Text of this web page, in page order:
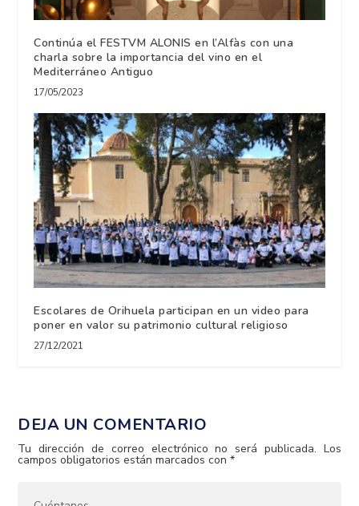
Continúa el FESTVM ALONIS en l’Alfàs con una
charla sobre la importancia del vino en el
Mediterráneo Antiguo
17/05/2023
Escolares de Orihuela participan en un video para
poner en valor su patrimonio cultural religioso
27/12/2021
DEJA UN COMENTARIO
Tu dirección de correo electrónico no será publicada. Los
campos obligatorios están marcados con*